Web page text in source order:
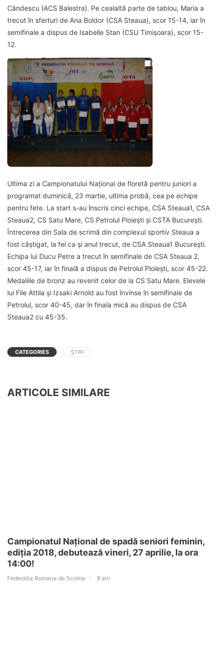
Cândescu (ACS Balestra). Pe cealaltă parte de tablou, Maria a
trecut în sferturi de Ana Boldor (CSA Steaua), scor 15-14, iar în
semifinale a dispus de Isabelle Stan (CSU Timișoara), scor 15-
12.
Ultima zi a Campionatului Naţional de floretă pentru juniori a
programat duminică, 23 martie, ultima probă, cea pe echipe
pentru fete. La start s-au înscris cinci echipe, CSA Steaua1, CSA
Steaua2, CS Satu Mare, CS Petrolul Ploieşti şi CSTA Bucureşti.
Întrecerea din Sala de scrimă din complexul sportiv Steaua a
fost câștigat, la fel ca și anul trecut, de CSA Steaua1 București.
Echipa lui Ducu Petre a trecut în semifinale de CSA Steaua 2,
scor 45-17, iar în finală a dispus de Petrolul Ploiești, scor 45-22.
Medaliile de bronz au revenit celor de la CS Satu Mare. Elevele
lui File Attila și Izsaki Arnold au fost învinse în semifinale de
Petrolul, scor 40-45, dar în finala mică au dispus de CSA
Steaua2 cu 45-35.
CATEGORIES ȘTIRI
ARTICOLE SIMILARE
Campionatul Național de spadă seniori feminin,
ediția 2018, debutează vineri, 27 aprilie, la ora
14:00!
Federatia Romana de Scrima 8 ani